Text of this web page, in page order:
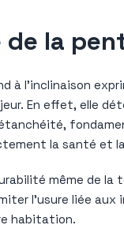
la
à l’inclinaison
En effet, elle
la santé et
même de
l’usure liée
habitation.